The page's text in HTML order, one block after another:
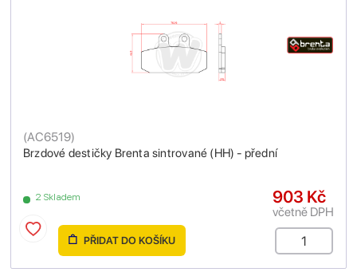
Brzdové destičky Brenta sintrované (HH) - přední
(AC6519)
2 Skladem 903 Kč
včetně DPH
PŘIDAT DO KOŠÍKU